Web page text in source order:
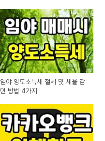
임야 양도소득세 절세 및 세율 감
면 방법 4가지